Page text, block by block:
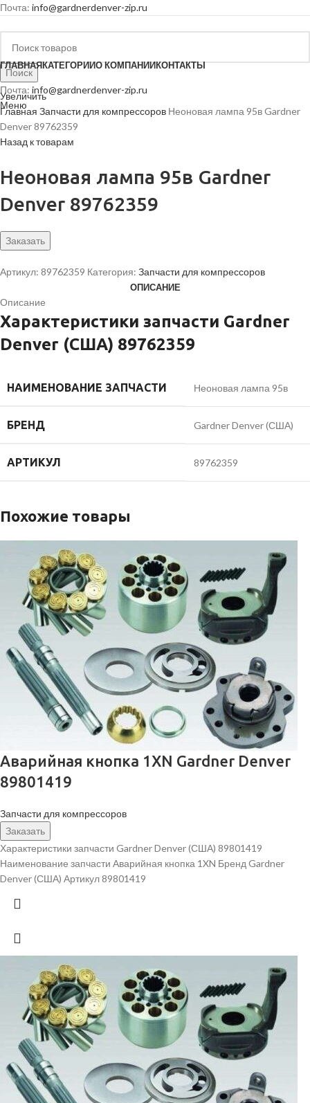
Почта: info@gardnerdenver-zip.ru
Поиск
Почта: info@gardnerdenver-zip.ru
Меню
ГЛАВНАЯКАТЕГОРИИО КОМПАНИИКОНТАКТЫ
Увеличить
Главная Запчасти для компрессоров Неоновая лампа 95в Gardner
Denver 89762359
Назад к товарам
Неоновая лампа 95в Gardner
Denver 89762359
Заказать
Артикул: 89762359 Категория: Запчасти для компрессоров
ОПИСАНИЕ
Описание
Характеристики запчасти Gardner
Denver (США) 89762359
НАИМЕНОВАНИЕ ЗАПЧАСТИ Неоновая лампа 95в
БРЕНД Gardner Denver (США)
АРТИКУЛ 89762359
Похожие товары
Аварийная кнопка 1XN Gardner Denver
89801419
Запчасти для компрессоров
Заказать
Характеристики запчасти Gardner Denver (США) 89801419
Наименование запчасти Аварийная кнопка 1XN Бренд Gardner
Denver (США) Артикул 89801419